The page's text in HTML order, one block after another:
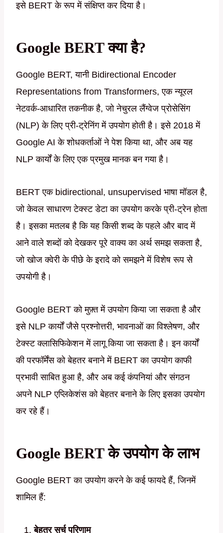
इसे BERT के रूप में संक्षिप्त कर दिया है।
Google BERT क्या है?
Google BERT, यानी Bidirectional Encoder
Representations from Transformers, एक न्यूरल
नेटवर्क-आधारित तकनीक है, जो नेचुरल लैंग्वेज प्रोसेसिंग
(NLP) के लिए प्री-ट्रेनिंग में उपयोग होती है। इसे 2018 में
Google AI के शोधकर्ताओं ने पेश किया था, और अब यह
NLP कार्यों के लिए एक प्रमुख मानक बन गया है।
BERT एक bidirectional, unsupervised भाषा मॉडल है,
जो केवल साधारण टेक्स्ट डेटा का उपयोग करके प्री-ट्रेन होता
है। इसका मतलब है कि यह किसी शब्द के पहले और बाद में
आने वाले शब्दों को देखकर पूरे वाक्य का अर्थ समझ सकता है,
जो खोज क्वेरी के पीछे के इरादे को समझने में विशेष रूप से
उपयोगी है।
Google BERT को मुफ़्त में उपयोग किया जा सकता है और
इसे NLP कार्यों जैसे प्रश्नोत्तरी, भावनाओं का विश्लेषण, और
टेक्स्ट क्लासिफिकेशन में लागू किया जा सकता है। इन कार्यों
की परफॉर्मेंस को बेहतर बनाने में BERT का उपयोग काफी
प्रभावी साबित हुआ है, और अब कई कंपनियां और संगठन
अपने NLP एप्लिकेशंस को बेहतर बनाने के लिए इसका उपयोग
कर रहे हैं।
Google BERT के उपयोग के लाभ
Google BERT का उपयोग करने के कई फायदे हैं, जिनमें
शामिल हैं:
बेहतर सर्च परिणाम